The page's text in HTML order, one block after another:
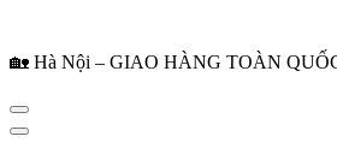
🏡 Hà Nội – GIAO HÀNG TOÀN